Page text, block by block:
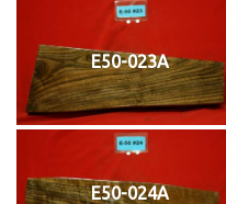
E50-023A
E50-024A